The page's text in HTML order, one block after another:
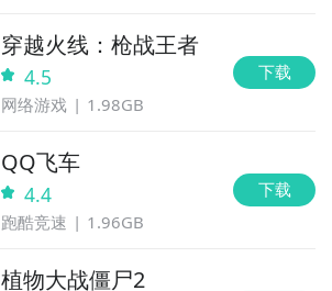
穿越火线：枪战王者
4.5
网络游戏 1.98GB
下载
QQ飞车
4.4
跑酷竞速 1.96GB
下载
植物大战僵尸2